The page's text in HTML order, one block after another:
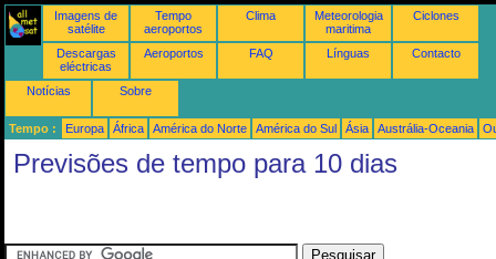
Imagens de
satélite
Tempo
aeroportos
Clima
Meteorologia
maritima
Ciclones
Descargas
eléctricas
Aeroportos FAQ Línguas Contacto
Notícias Sobre
Tempo : Europa África América do Norte América do Sul Ásia Austrália-Oceania
Previsões de tempo para 10 dias